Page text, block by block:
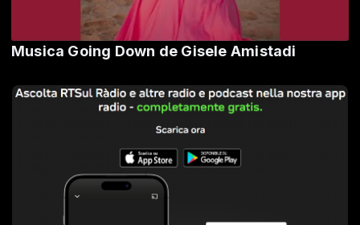
Musica Going Down de Gisele Amistadi